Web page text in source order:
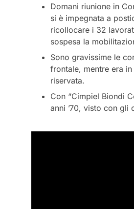
Domani riunione in
si è impegnata a
ricollocare i 32
sospesa la
Sono gravissime le
frontale, mentre era
riservata.
Con “Cimpiel Biondi
anni ’70, visto con gli